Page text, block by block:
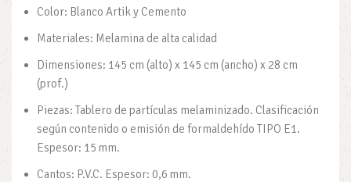
Color: Blanco Artik y Cemento
Materiales: Melamina de alta calidad
Dimensiones: 145 cm (alto) x 145 cm (ancho) x 28 cm
(prof.)
Piezas: Tablero de partículas melaminizado. Clasificación
según contenido o emisión de formaldehído TIPO E1.
Espesor: 15 mm.
Cantos: P.V.C. Espesor: 0,6 mm.